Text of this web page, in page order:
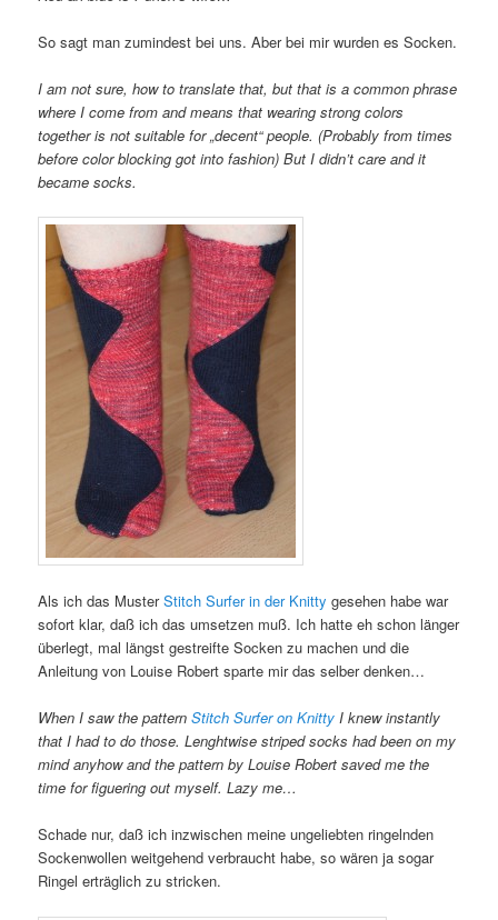
So sagt man zumindest bei uns. Aber bei mir wurden es Socken.
I am not sure, how to translate that, but that is a common phrase
where I come from and means that wearing strong colors
together is not suitable for „decent“ people. (Probably from times
before color blocking got into fashion) But I didn’t care and it
became socks.
Als ich das MusterStitch Surfer in der Knitty gesehen habe war
sofort klar, daß ich das umsetzen muß. Ich hatte eh schon länger
überlegt, mal längst gestreifte Socken zu machen und die
Anleitung von Louise Robert sparte mir das selber denken…
When I saw the patternStitch Surfer on Knitty I knew instantly
that I had to do those. Lenghtwise striped socks had been on my
mind anyhow and the pattern by Louise Robert saved me the
time for figuering out myself. Lazy me…
Schade nur, daß ich inzwischen meine ungeliebten ringelnden
Sockenwollen weitgehend verbraucht habe, so wären ja sogar
Ringel erträglich zu stricken.